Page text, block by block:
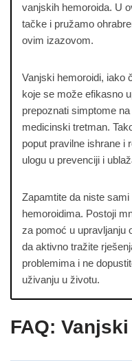
vanjskih hemoroida. U
tačke i pružamo
ovim izazovom.
Vanjski hemoroidi, iako
koje se može efikasno
prepoznati simptome
medicinski tretman.
poput pravilne ishrane i
ulogu u prevenciji i
Zapamtite da niste
hemoroidima. Postoji
za pomoć u upravljanju
da aktivno tražite
problemima i ne
uživanju u životu.
FAQ: